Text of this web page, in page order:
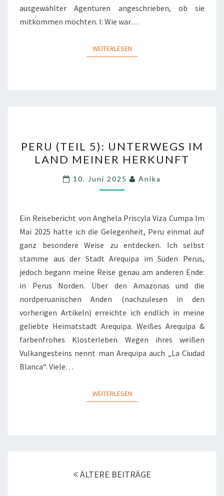
ausgewählter Agenturen angeschrieben, ob sie
mitkommen möchten. I: Wie war…
WEITERLESENWEITERLESEN
(TEIL
5):
UNTERWEGS
IM
MEINER
HERKUNFT
PERU (TEIL 5): UNTERWEGS IM
LAND MEINER HERKUNFT
10. Juni 2025 Anika
Ein Reisebericht von Anghela Priscyla Viza Cumpa Im
Mai 2025 hatte ich die Gelegenheit, Peru einmal auf
ganz besondere Weise zu entdecken. Ich selbst
stamme aus der Stadt Arequipa im Süden Perus,
jedoch begann meine Reise genau am anderen Ende:
in Perus Norden. Über den Amazonas und die
nordperuanischen Anden (nachzulesen in den
vorherigen Artikeln) erreichte ich endlich in meine
geliebte Heimatstadt Arequipa. Weißes Arequipa &
farbenfrohes Klosterleben Wegen ihres weißen
Vulkangesteins nennt man Arequipa auch „La Ciudad
Blanca“. Viele…
WEITERLESENWEITERLESEN
ÄLTERE BEITRÄGE